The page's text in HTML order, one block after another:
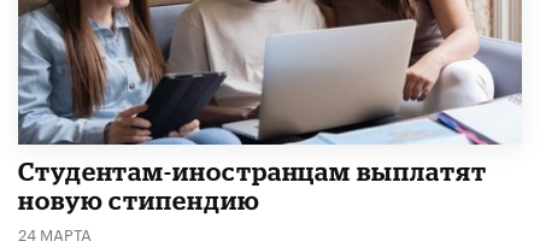
Студентам-иностранцам выплатят
новую стипендию
24 МАРТА